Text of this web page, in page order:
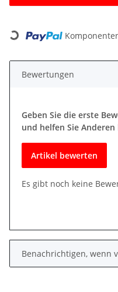
Loading...
Bewertungen
Geben Sie die erste
und helfen Sie
Artikel bewerten
Es gibt noch keine
Benachrichtigen, wenn